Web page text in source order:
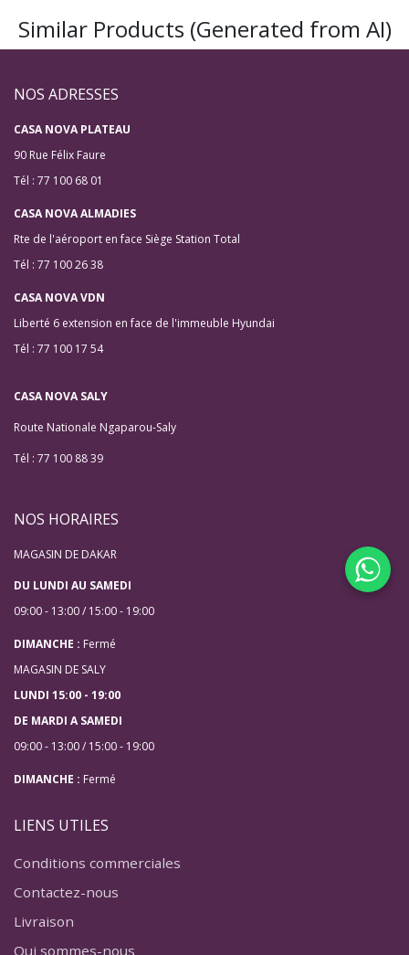
Similar Products (Generated from AI)
NOS ADRESSES
CASA NOVA PLATEAU
90 Rue Félix Faure
Tél : 77 100 68 01
CASA NOVA ALMADIES
Rte de l'aéroport en face Siège Station Total
Tél : 77 100 26 38
CASA NOVA VDN
Liberté 6 extension en face de l'immeuble Hyundai
Tél : 77 100 17 54
CASA NOVA SALY
Route Nationale Ngaparou-Saly
Tél : 77 100 88 39
NOS HORAIRES
MAGASIN DE DAKAR
DU LUNDI AU SAMEDI
09:00 - 13:00 / 15:00 - 19:00
DIMANCHE : Fermé
MAGASIN DE SALY
LUNDI 15:00 - 19:00
DE MARDI A SAMEDI
09:00 - 13:00 / 15:00 - 19:00
DIMANCHE : Fermé
LIENS UTILES
Conditions commerciales
Contactez-nous
Livraison
Qui sommes-nous